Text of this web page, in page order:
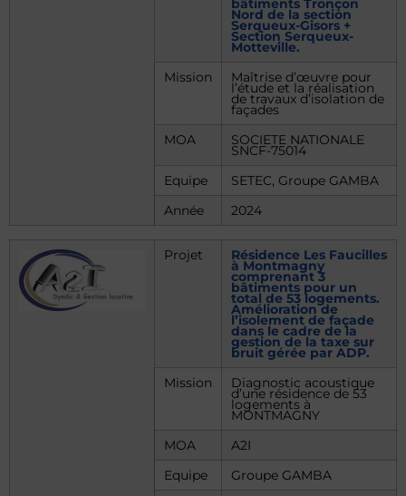
bâtiments Tronçon
Nord de la section
Serqueux-Gisors +
Section Serqueux-
Motteville.
Mission
Maîtrise d’œuvre pour
l’étude et la réalisation
de travaux d’isolation de
façades
MOA
SOCIETE NATIONALE
SNCF-75014
Equipe
SETEC, Groupe GAMBA
Année
2024
Projet Résidence Les Faucilles
à Montmagny
comprenant 3
bâtiments pour un
total de 53 logements.
Amélioration de
l’isolement de façade
dans le cadre de la
gestion de la taxe sur
bruit gérée par ADP.
Mission
Diagnostic acoustique
d’une résidence de 53
logements à
MONTMAGNY
MOA
A2I
Equipe
Groupe GAMBA